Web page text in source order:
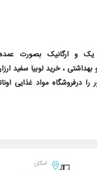
یک و ارگانیک بصورت
، خرید لوبیا سفید
را درفروشگاه مواد غذایی
امکان